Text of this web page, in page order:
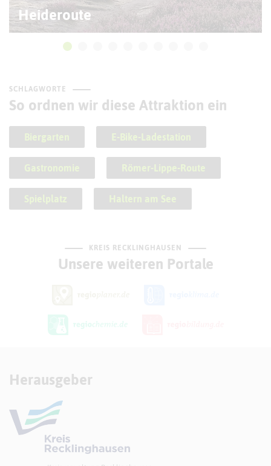
Heideroute
SCHLAGWORTE
So ordnen wir diese Attraktion ein
Biergarten E-Bike-Ladestation
Gastronomie Römer-Lippe-Route
Spielplatz Haltern am See
KREIS RECKLINGHAUSEN
Unsere weiteren Portale
Herausgeber